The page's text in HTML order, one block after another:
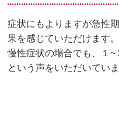
症状にもよりますが急性
果を感じていただけます。
慢性症状の場合でも、１
という声をいただいていま